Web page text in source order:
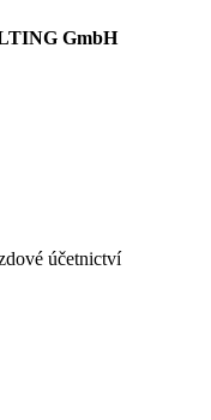
GmbH
účetnictví